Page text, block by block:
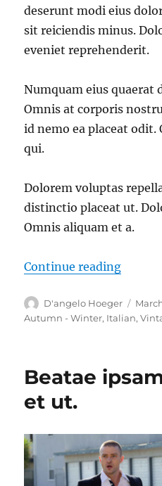
deserunt modi eius
sit reiciendis minus.
eveniet reprehenderit.
Numquam eius quaerat
Omnis at corporis
id nemo ea placeat odit.
qui.
Dolorem voluptas
distinctio placeat ut.
Omnis aliquam et a.
Continue reading“Ut
Author
D'angelo Hoeger
on
Autumn - Winter, Italian,
Beatae
et ut.